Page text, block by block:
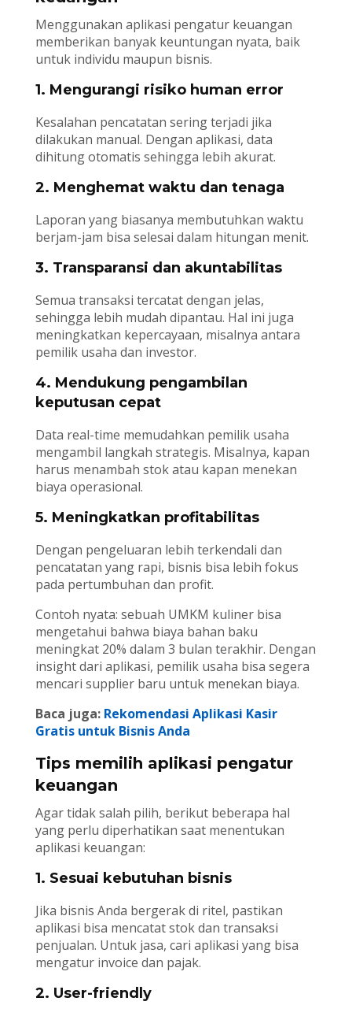
Menggunakan aplikasi pengatur keuangan
memberikan banyak keuntungan nyata, baik
untuk individu maupun bisnis.
1. Mengurangi risiko human error
Kesalahan pencatatan sering terjadi jika
dilakukan manual. Dengan aplikasi, data
dihitung otomatis sehingga lebih akurat.
2. Menghemat waktu dan tenaga
Laporan yang biasanya membutuhkan waktu
berjam-jam bisa selesai dalam hitungan menit.
3. Transparansi dan akuntabilitas
Semua transaksi tercatat dengan jelas,
sehingga lebih mudah dipantau. Hal ini juga
meningkatkan kepercayaan, misalnya antara
pemilik usaha dan investor.
4. Mendukung pengambilan
keputusan cepat
Data real-time memudahkan pemilik usaha
mengambil langkah strategis. Misalnya, kapan
harus menambah stok atau kapan menekan
biaya operasional.
5. Meningkatkan profitabilitas
Dengan pengeluaran lebih terkendali dan
pencatatan yang rapi, bisnis bisa lebih fokus
pada pertumbuhan dan profit.
Contoh nyata: sebuah UMKM kuliner bisa
mengetahui bahwa biaya bahan baku
meningkat 20% dalam 3 bulan terakhir. Dengan
insight dari aplikasi, pemilik usaha bisa segera
mencari supplier baru untuk menekan biaya.
Baca juga: Rekomendasi Aplikasi Kasir
Gratis untuk Bisnis Anda
Tips memilih aplikasi pengatur
keuangan
Agar tidak salah pilih, berikut beberapa hal
yang perlu diperhatikan saat menentukan
aplikasi keuangan:
1. Sesuai kebutuhan bisnis
Jika bisnis Anda bergerak di ritel, pastikan
aplikasi bisa mencatat stok dan transaksi
penjualan. Untuk jasa, cari aplikasi yang bisa
mengatur invoice dan pajak.
2. User-friendly